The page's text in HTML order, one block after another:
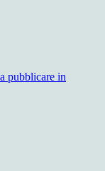
pubblicare in